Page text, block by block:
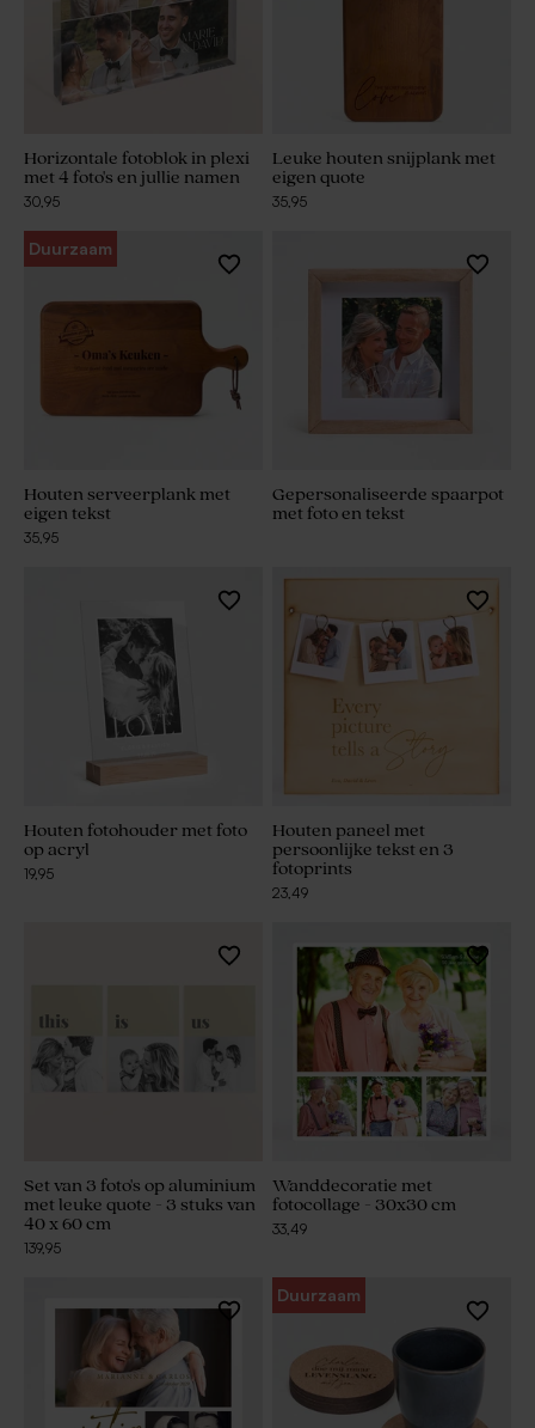
Horizontale fotoblok in plexi
met 4 foto's en jullie namen
30,95
Leuke houten snijplank met
eigen quote
35,95
Duurzaam
Houten serveerplank met
eigen tekst
35,95
Gepersonaliseerde spaarpot
met foto en tekst
Houten fotohouder met foto
op acryl
19,95
Houten paneel met
persoonlijke tekst en 3
fotoprints
23,49
Set van 3 foto's op aluminium
met leuke quote - 3 stuks van
40 x 60 cm
139,95
Wanddecoratie met
fotocollage - 30x30 cm
33,49
Duurzaam